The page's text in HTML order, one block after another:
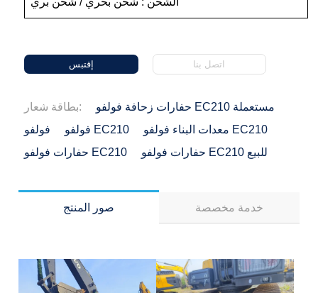
إقتبس اتصل بنا
بطاقة شعار:
حفارات زحافة فولفو EC210 مستعملة
فولفو
فولفو EC210
معدات البناء فولفو EC210
حفارات فولفو EC210
حفارات فولفو EC210 للبيع
صور المنتج خدمة مخصصة